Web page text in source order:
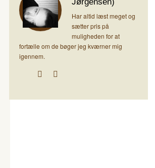
Har altid læst meget og
sætter pris på
muligheden for at
fortælle om de bøger jeg kværner mig
igennem.